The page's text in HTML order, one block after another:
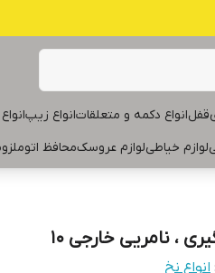
قفلانواع دکمه و متعلقاتانواع زیپ
لوازم خیاطیلوازم عروسکمحافظ اتو
، نامریی خارجی ۱۰
انواع نخ